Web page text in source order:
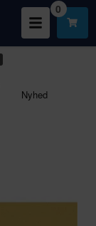
0
Nyhed